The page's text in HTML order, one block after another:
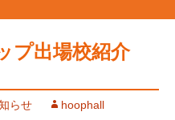
プ出場校紹介
らせ hoophall